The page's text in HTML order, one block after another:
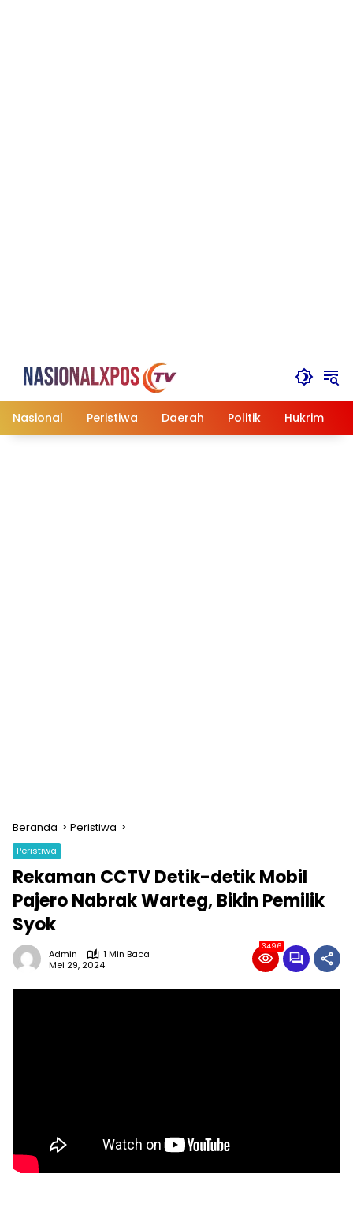
Nasional
Peristiwa Daerah Politik Hukrim
Beranda Peristiwa
Peristiwa
Rekaman CCTV Detik-detik Mobil
Pajero Nabrak Warteg, Bikin Pemilik
Syok
Admin
1 Min Baca
Mei 29, 2024
3496